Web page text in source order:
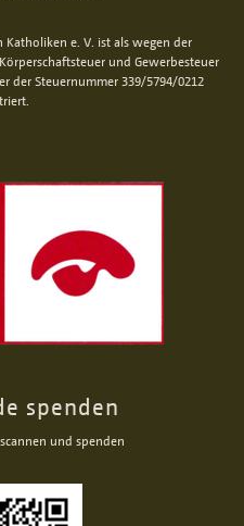
e. V. ist als wegen der
und Gewerbesteuer
der Steuernummer 339/5794/0212
spenden
und spenden